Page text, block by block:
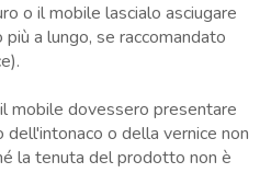
o il mobile lascialo asciugare
a lungo, se raccomandato
mobile dovessero presentare
o della vernice non
la tenuta del prodotto non è